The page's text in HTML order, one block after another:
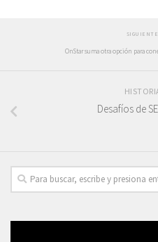
OnStar suma otra opción para
Desafíos de